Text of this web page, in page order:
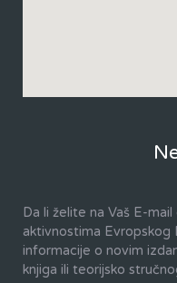
Da li želite na Vaš E-
aktivnostima Evropskog
informacije o novim
knjiga ili teorijsko